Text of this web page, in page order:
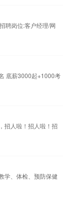
聘岗位:客户经理/网
底薪3000起+1000考
招人啦！招人啦！招
学、体检、预防保健